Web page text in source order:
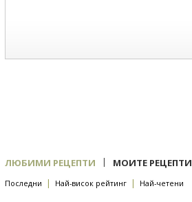
ЛЮБИМИ РЕЦЕПТИ | МОИТЕ РЕЦЕПТИ
Последни | Най-висок рейтинг | Най-четени